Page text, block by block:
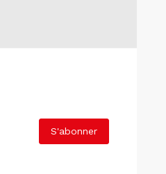
S'abonner